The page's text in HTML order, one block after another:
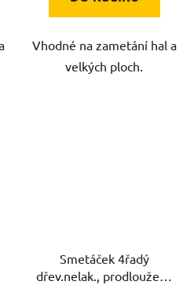
Vhodné na zametání hal a
velkých ploch.
Smetáček 4řadý
dřev.nelak., prodloužená